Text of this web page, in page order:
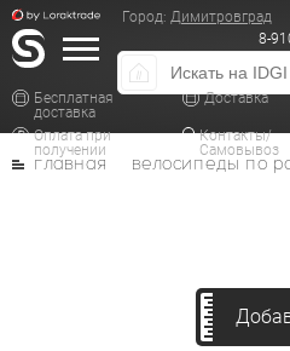
Город: Димитровград
8-
Бесплатная
доставка
Доставка
Оплата при
получении
Контакты/
Самовывоз
главная велосипеды по